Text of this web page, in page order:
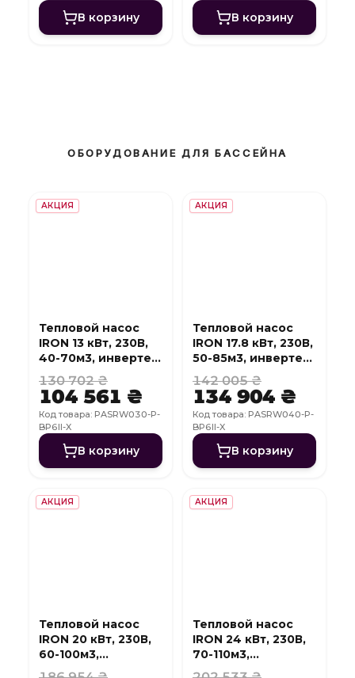
В корзину В корзину
ОБОРУДОВАНИЕ ДЛЯ БАССЕЙНА
АКЦИЯ
Тепловой насос
IRON 13 кВт, 230В,
40-70м3, инвертер,
с охлаждением,
WI-FI
130 702 ₴
104 561 ₴
Код товара: PASRW030-P-
BP6II-X
В корзину
АКЦИЯ
Тепловой насос
IRON 17.8 кВт, 230В,
50-85м3, инвертер,
с охлаждением,
WI-FI
142 005 ₴
134 904 ₴
Код товара: PASRW040-P-
BP6II-X
В корзину
АКЦИЯ
Тепловой насос
IRON 20 кВт, 230В,
60-100м3,
инвертер, с
АКЦИЯ
Тепловой насос
IRON 24 кВт, 230В,
70-110м3,
инвертер, с